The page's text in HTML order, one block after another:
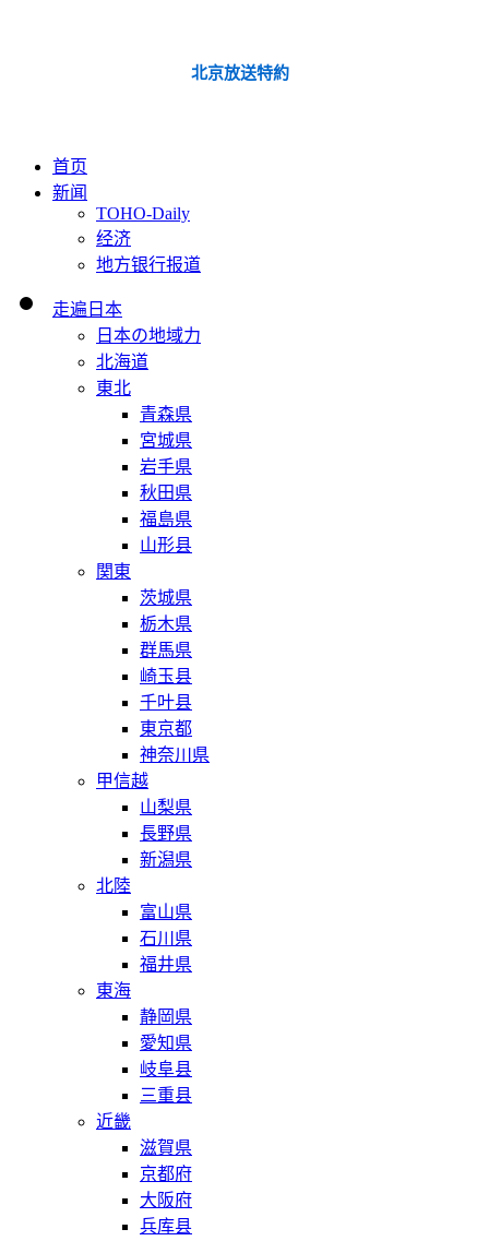
北京放送特約
首页
新闻
TOHO-Daily
经济
地方银行报道
走遍日本
日本の地域力
北海道
東北
青森県
宮城県
岩手県
秋田県
福島県
山形县
関東
茨城県
栃木県
群馬県
崎玉县
千叶县
東京都
神奈川県
甲信越
山梨県
長野県
新潟県
北陸
富山県
石川県
福井県
東海
静岡県
愛知県
岐阜县
三重县
近畿
滋賀県
京都府
大阪府
兵库县